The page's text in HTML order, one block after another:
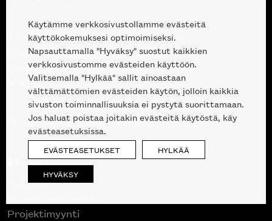
Avoinna kuluttajille ja ammattilaisille:
Erottajankatu 2, 00120 Helsinki
ma-pe 10 — 18
la 10-17
09 612 9440 |sales@skanno.fi
Skanno
Tuotteet
Projektimyynti
Käytämme verkkosivustollamme evästeitä
käyttökokemuksesi optimoimiseksi.
Napsauttamalla "Hyväksy" suostut kaikkien
verkkosivustomme evästeiden käyttöön.
Valitsemalla "Hylkää" sallit ainoastaan
välttämättömien evästeiden käytön, jolloin kaikkia
sivuston toiminnallisuuksia ei pystytä suorittamaan.
Jos haluat poistaa joitakin evästeitä käytöstä, käy
evästeasetuksissa.
EVÄSTEASETUKSET HYLKÄÄ
HYVÄKSY